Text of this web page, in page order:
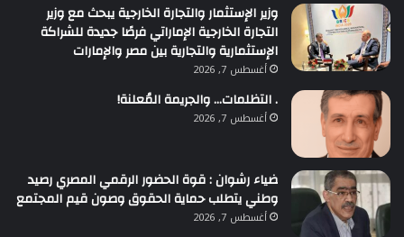
وزير الإستثمار والتجارة الخارجية يبحث مع وزير
التجارة الخارجية الإماراتي فرصًا جديدة للشراكة
الإستثمارية والتجارية بين مصر والإمارات
أغسطس 7, 2026
. التظلمات… والجريمة المُعلنة!
أغسطس 7, 2026
ضياء رشوان : قوة الحضور الرقمي المصري رصيد
وطني يتطلب حماية الحقوق وصون قيم المجتمع
أغسطس 7, 2026